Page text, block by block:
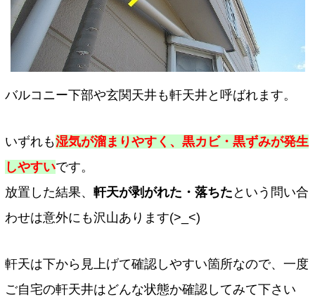
バルコニー下部や玄関天井も軒天井と呼ばれます。
いずれも湿気が溜まりやすく、黒カビ・黒ずみが発生
しやすいです。
放置した結果、 軒天が剥がれた・落ちた という問い合
わせは意外にも沢山あります(>_<)
軒天は下から見上げて確認しやすい箇所なので、一度
ご自宅の軒天井はどんな状態か確認してみて下さい